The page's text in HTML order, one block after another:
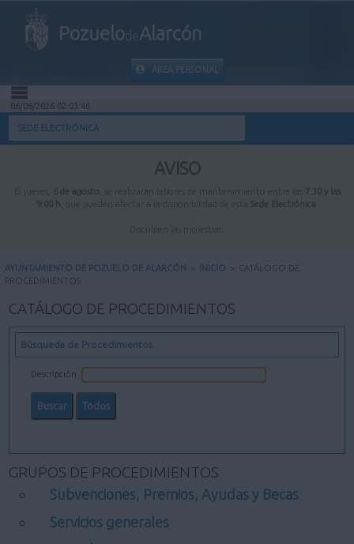
PozuelodeAlarcón
ÁREA PERSONAL
INICIO
INFORMACIÓN PÚBLICA
MI CARPETA
06/08/2026 02:03:47
SEDE ELECTRÓNICA
AVISO
El jueves, 6 de agosto , se realizarán labores de mantenimiento entre las 7:30 y las
9:00 h , que pueden afectar a la disponibilidad de esta Sede Electrónica
Disculpen las molestias.
AYUNTAMIENTO DE POZUELO DE ALARCÓN > INICIO > CATÁLOGO DE
PROCEDIMIENTOS
CATÁLOGO DE PROCEDIMIENTOS
Búsqueda de Procedimientos
Descripción
GRUPOS DE PROCEDIMIENTOS
Subvenciones, Premios, Ayudas y Becas
Servicios generales